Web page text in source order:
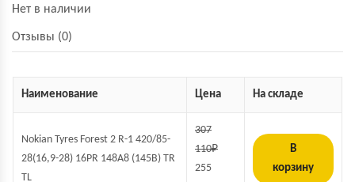
Нет в наличии
Отзывы (0)
Наименование Цена На складе
Nokian Tyres Forest 2 R-1 420/85-
28(16,9-28) 16PR 148A8 (145B) TR
TL
307
110₽
255
В
корзину